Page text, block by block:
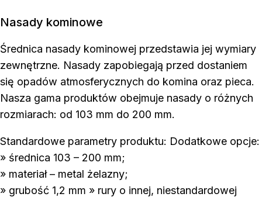
Nasady kominowe
Średnica nasady kominowej przedstawia jej wymiary
zewnętrzne. Nasady zapobiegają przed dostaniem
się opadów atmosferycznych do komina oraz pieca.
Nasza gama produktów obejmuje nasady o różnych
rozmiarach: od 103 mm do 200 mm.
Standardowe parametry produktu: Dodatkowe opcje:
» średnica 103 – 200 mm;
» materiał – metal żelazny;
» grubość 1,2 mm » rury o innej, niestandardowej